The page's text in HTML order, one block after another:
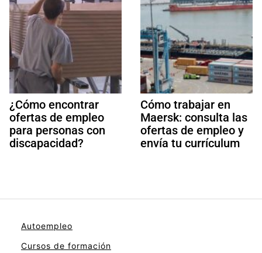
¿Cómo encontrar
ofertas de empleo
para personas con
discapacidad?
Cómo trabajar en
Maersk: consulta las
ofertas de empleo y
envía tu currículum
Autoempleo
Cursos de formación